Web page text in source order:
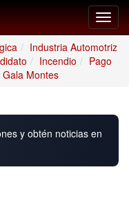
Industria Automotriz
Incendio
Pago
Gala Montes
y obtén noticias en